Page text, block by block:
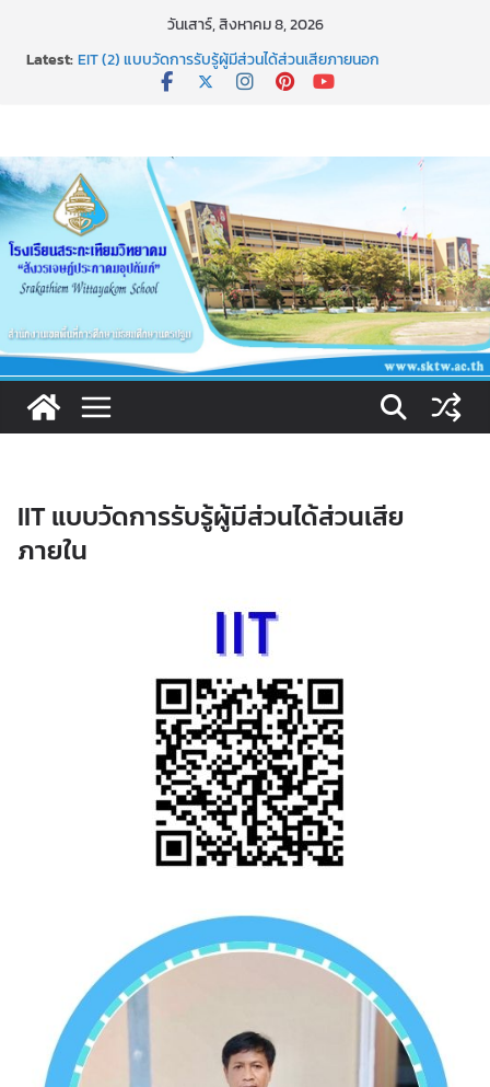
วันเสาร์, สิงหาคม 8, 2026
Latest:EIT (2) แบบวัดการรับรู้ผู้มีส่วนได้ส่วนเสียภายนอก
เผยแพร่นวัตกรรม การใช้รูปแบบการเสริมสร้างคุณธรรมของ
การประกาศผลการเรียนปลายภาคผ่านทางระบบ SGS
ช่องทางการแจ้งเรื่องร้องเรียนการทุจริตและประพฤติมิชอบ
IIT แบบวัดการรับรู้ผู้มีส่วนได้ส่วนเสีย
ภายใน